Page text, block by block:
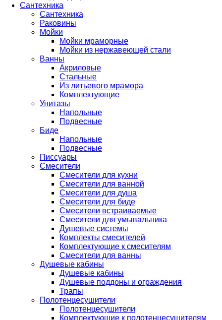
Сантехника
Сантехника
Раковины
Мойки
Мойки мраморные
Мойки из нержавеющей стали
Ванны
Акриловые
Стальные
Из литьевого мрамора
Комплектующие
Унитазы
Напольные
Подвесные
Биде
Напольные
Подвесные
Писсуары
Смесители
Смесители для кухни
Смесители для ванной
Смесители для душа
Смесители для биде
Смесители встраиваемые
Смесители для умывальника
Душевые системы
Комплекты смесителей
Комплектующие к смесителям
Смесители для ванны
Душевые кабины
Душевые кабины
Душевые поддоны и ограждения
Трапы
Полотенцесушители
Полотенцесушители
Комплектующие к полотенцесушителям